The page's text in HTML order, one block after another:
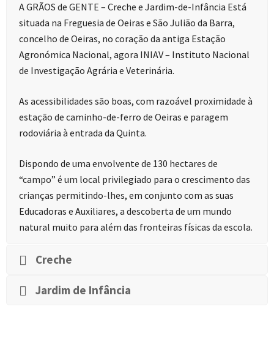
A GRÃOS de GENTE – Creche e Jardim-de-Infância Está
situada na Freguesia de Oeiras e São Julião da Barra,
concelho de Oeiras, no coração da antiga Estação
Agronómica Nacional, agora INIAV – Instituto Nacional
de Investigação Agrária e Veterinária.
As acessibilidades são boas, com razoável proximidade à
estação de caminho-de-ferro de Oeiras e paragem
rodoviária à entrada da Quinta.
Dispondo de uma envolvente de 130 hectares de
“campo” é um local privilegiado para o crescimento das
crianças permitindo-lhes, em conjunto com as suas
Educadoras e Auxiliares, a descoberta de um mundo
natural muito para além das fronteiras físicas da escola.
Creche
Jardim de Infância